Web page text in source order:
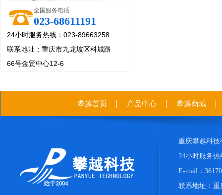
全国服务电话
023-68611191
24小时服务热线：023-89663258
联系地址：重庆市九龙坡区科城路
66号金贸中心12-6
攀越首页 产品中心 攀越商城
重庆攀越科技
24小时服务热
E-mail：
联系地址：重